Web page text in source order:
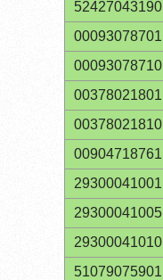
52427043190
00093078701
00093078710
00378021801
00378021810
00904718761
29300041001
29300041005
29300041010
51079075901